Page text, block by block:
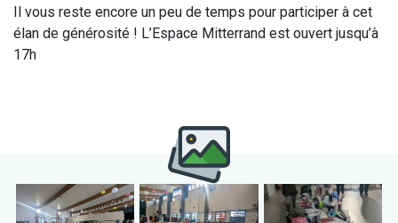
Il vous reste encore un peu de temps pour participer à cet
élan de générosité ! L’Espace Mitterrand est ouvert jusqu’à
17h